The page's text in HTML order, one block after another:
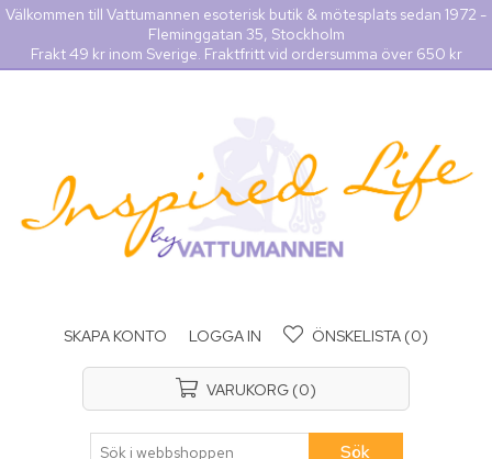
Välkommen till Vattumannen esoterisk butik & mötesplats sedan 1972 -
Fleminggatan 35, Stockholm
Frakt 49 kr inom Sverige. Fraktfritt vid ordersumma över 650 kr
SKAPA KONTO LOGGA IN ÖNSKELISTA (0)
VARUKORG (0)